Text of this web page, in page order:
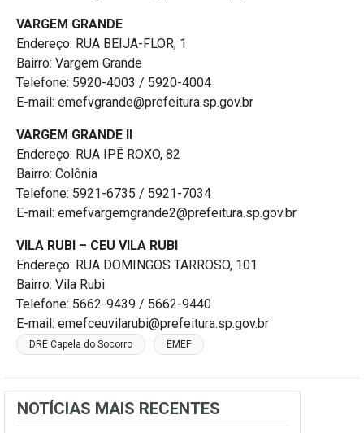
VARGEM GRANDE
Endereço: RUA BEIJA-FLOR, 1
Bairro: Vargem Grande
Telefone: 5920-4003 / 5920-4004
E-mail: emefvgrande@prefeitura.sp.gov.br
VARGEM GRANDE II
Endereço: RUA IPÊ ROXO, 82
Bairro: Colônia
Telefone: 5921-6735 / 5921-7034
E-mail: emefvargemgrande2@prefeitura.sp.gov.br
VILA RUBI – CEU VILA RUBI
Endereço: RUA DOMINGOS TARROSO, 101
Bairro: Vila Rubi
Telefone: 5662-9439 / 5662-9440
E-mail: emefceuvilarubi@prefeitura.sp.gov.br
DRE Capela do Socorro EMEF
NOTÍCIAS MAIS RECENTES